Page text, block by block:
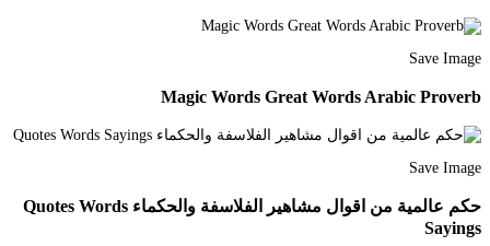
Save Image
Magic Words Great Words Arabic Proverb
Save Image
حكم عالمية من اقوال مشاهير الفلاسفة والحكماء Quotes Words
Sayings